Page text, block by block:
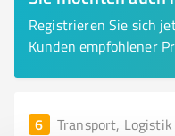
Registrieren Sie sich
Kunden empfohlener
6 Transport,